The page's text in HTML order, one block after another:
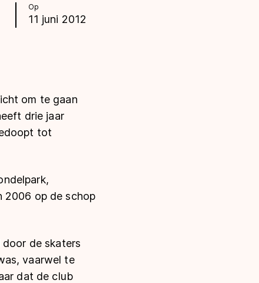
Op
11 juni 2012
om te gaan
drie jaar
tot
2006 op de schop
de skaters
vaarwel te
dat de club